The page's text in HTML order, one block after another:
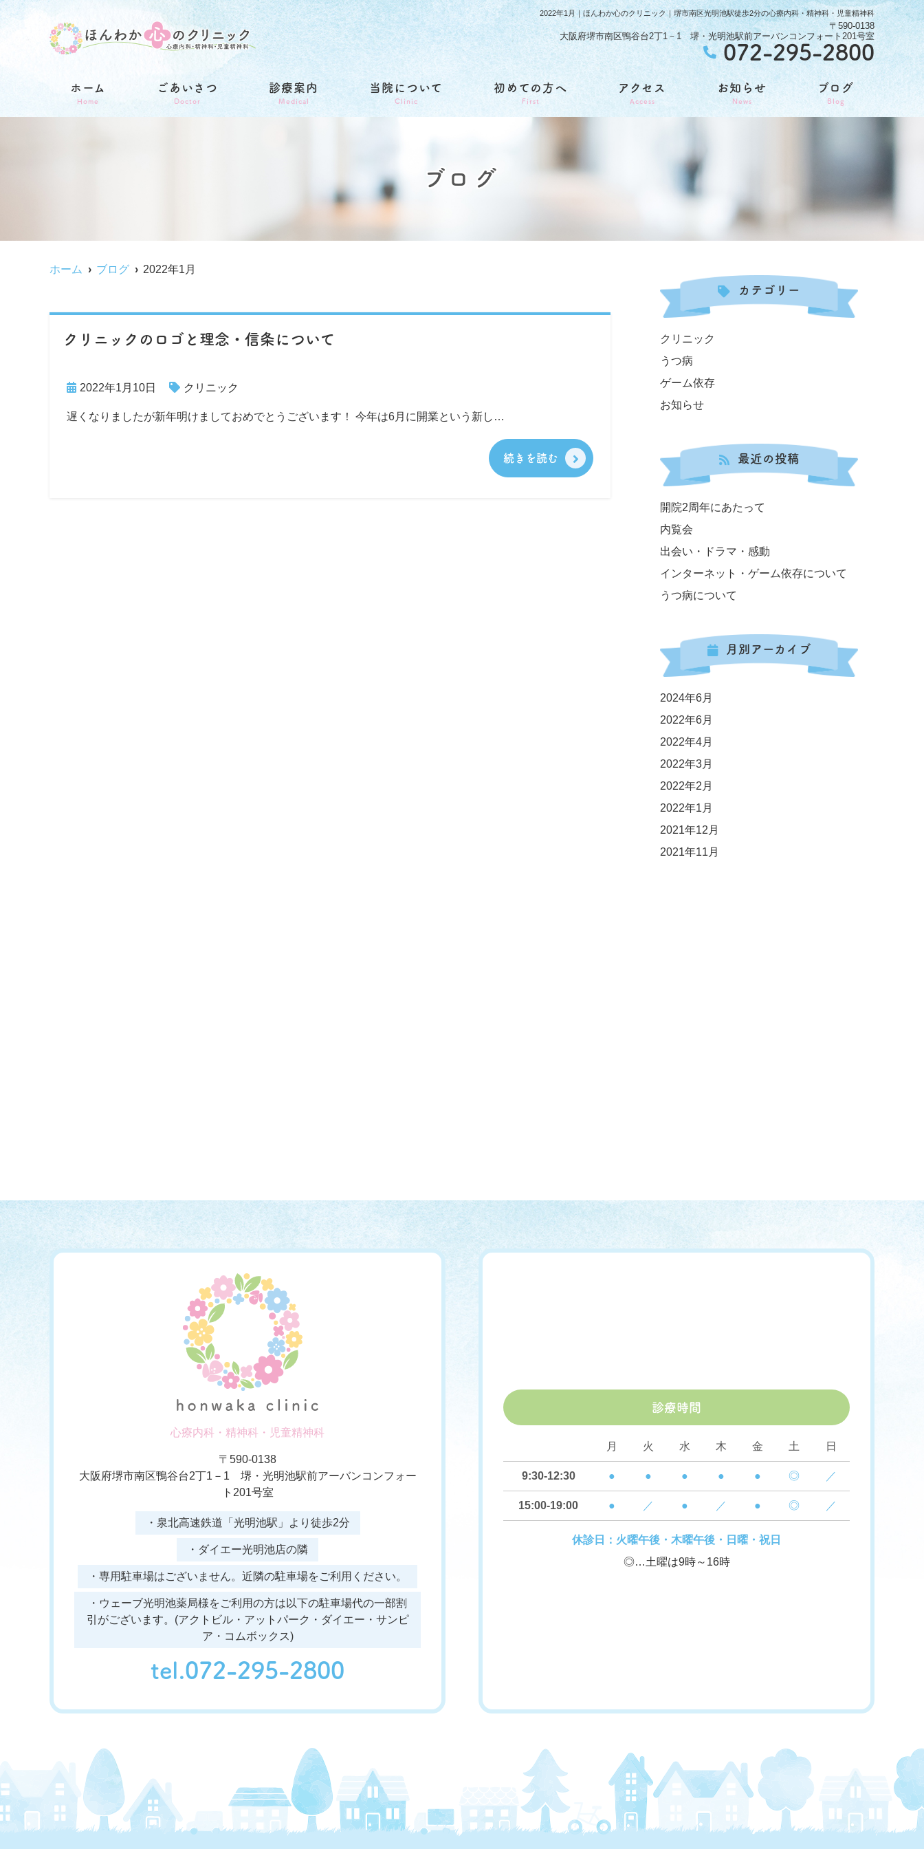
2022年1月｜ほんわか心のクリニック｜堺市南区光明池駅徒歩2分の心療内科・精神科・児童精神科
〒590-0138
大阪府堺市南区鴨谷台2丁1－1 堺・光明池駅前アーバンコンフォート201号室
072-295-2800
ホーム
Home
ごあいさつ
Doctor
診療案内
Medical
当院について
Clinic
初めての方へ
First
アクセス
Access
お知らせ
News
ブログ
Blog
ブログ
ホーム ブログ 2022年1月
クリニックのロゴと理念・信条について
2022年1月10日 クリニック
遅くなりましたが新年明けましておめでとうございます！ 今年は6月に開業という新し…
続きを読む
カテゴリー
クリニック
うつ病
ゲーム依存
お知らせ
最近の投稿
開院2周年にあたって
内覧会
出会い・ドラマ・感動
インターネット・ゲーム依存について
うつ病について
月別アーカイブ
2024年6月
2022年6月
2022年4月
2022年3月
2022年2月
2022年1月
2021年12月
2021年11月
心療内科・精神科・児童精神科
〒590-0138
大阪府堺市南区鴨谷台2丁1－1 堺・光明池駅前アーバンコンフォー
ト201号室
・泉北高速鉄道「光明池駅」より徒歩2分
・ダイエー光明池店の隣
・専用駐車場はございません。近隣の駐車場をご利用ください。
・ウェーブ光明池薬局様をご利用の方は以下の駐車場代の一部割
引がございます。(アクトビル・アットパーク・ダイエー・サンピ
ア・コムボックス)
tel.072-295-2800
診療時間
月 火 水 木 金 土 日
9:30-12:30 ● ● ● ● ● ◎ ／
15:00-19:00 ● ／ ● ／ ● ◎ ／
休診日：火曜午後・木曜午後・日曜・祝日
◎…土曜は9時～16時